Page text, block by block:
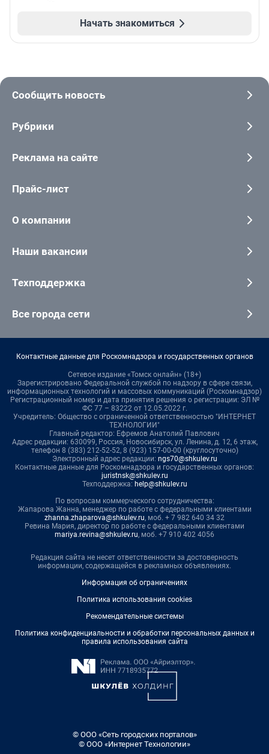
Начать знакомиться
Сообщить новость
Рубрики
Реклама на сайте
Прайс-лист
О компании
Наши вакансии
Техподдержка
Все города сети
Контактные данные для Роскомнадзора и государственных органов
Сетевое издание «Томск онлайн» (18+)
Зарегистрировано Федеральной службой по надзору в сфере связи,
информационных технологий и массовых коммуникаций (Роскомнадзор)
Регистрационный номер и дата принятия решения о регистрации: ЭЛ №
ФС 77 – 83222 от 12.05.2022 г.
Учредитель: Общество с ограниченной ответственностью "ИНТЕРНЕТ
ТЕХНОЛОГИИ"
Главный редактор: Ефремов Анатолий Павлович
Адрес редакции: 630099, Россия, Новосибирск, ул. Ленина, д. 12, 6 этаж,
телефон 8 (383) 212-52-52, 8 (923) 157-00-00 (круглосуточно)
Электронный адрес редакции: ngs70@shkulev.ru
Контактные данные для Роскомнадзора и государственных органов:
juristnsk@shkulev.ru
Техподдержка: help@shkulev.ru
По вопросам коммерческого сотрудничества:
Жапарова Жанна, менеджер по работе с федеральными клиентами
zhanna.zhaparova@shkulev.ru, моб. + 7 982 640 34 32
Ревина Мария, директор по работе с федеральными клиентами
mariya.revina@shkulev.ru, моб. +7 910 402 4056
Редакция сайта не несет ответственности за достоверность
информации, содержащейся в рекламных объявлениях.
Информация об ограничениях
Политика использования cookies
Рекомендательные системы
Политика конфиденциальности и обработки персональных данных и
правила использования сайта
© ООО «Сеть городских порталов»
© ООО «Интернет Технологии»